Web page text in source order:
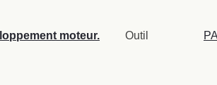
moteur. Outil